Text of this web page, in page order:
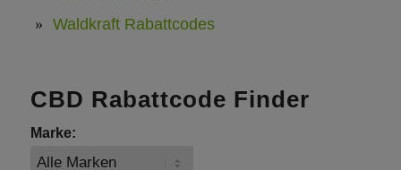
Waldkraft Rabattcodes
CBD Rabattcode Finder
Marke: